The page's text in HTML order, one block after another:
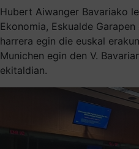
Hubert Aiwanger Bavariako
Ekonomia, Eskualde
harrera egin die euskal
Munichen egin den V.
ekitaldian.